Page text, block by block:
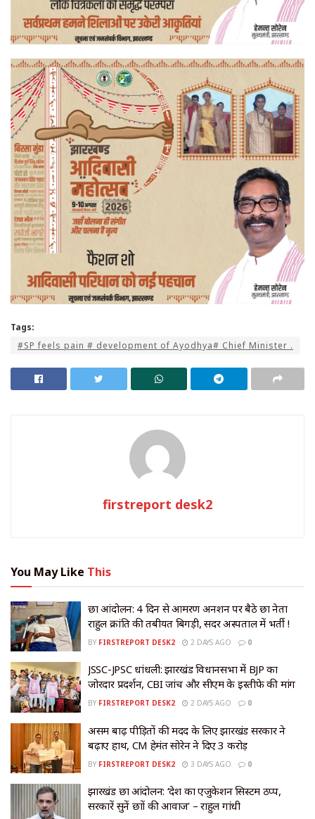
Tags:
#SP feels pain # development of Ayodhya# Chief Minister .
firstreport desk2
You May Like This
छात्र आंदोलन: 4 दिन से आमरण अनशन पर बैठे छात्र नेता
राहुल क्रांति की तबीयत बिगड़ी, सदर अस्पताल में भर्ती !
BY FIRSTREPORT DESK2 2 DAYS AGO 0
JSSC-JPSC धांधली: झारखंड विधानसभा में BJP का
जोरदार प्रदर्शन, CBI जांच और सीएम के इस्तीफे की मांग
BY FIRSTREPORT DESK2 2 DAYS AGO 0
असम बाढ़ पीड़ितों की मदद के लिए झारखंड सरकार ने
बढ़ाए हाथ, CM हेमंत सोरेन ने दिए ₹3 करोड़
BY FIRSTREPORT DESK2 3 DAYS AGO 0
झारखंड छात्र आंदोलन: ‘देश का एजुकेशन सिस्टम ठप्प,
सरकारें सुनें छात्रों की आवाज’ – राहुल गांधी